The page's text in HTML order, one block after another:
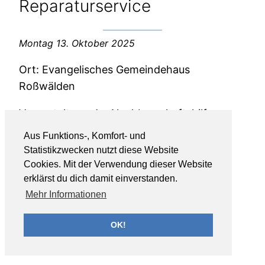
Aus Funktions-, Komfort- und
Statistikzwecken nutzt diese Website
Cookies. Mit der Verwendung dieser Website
erklärst du dich damit einverstanden.
Mehr Informationen
OK!
Reparaturservice
Montag 13. Oktober 2025
Ort: Evangelisches Gemeindehaus
Roßwälden
Veranstaltung der Nachbarschaftshilfe
Roßwälden